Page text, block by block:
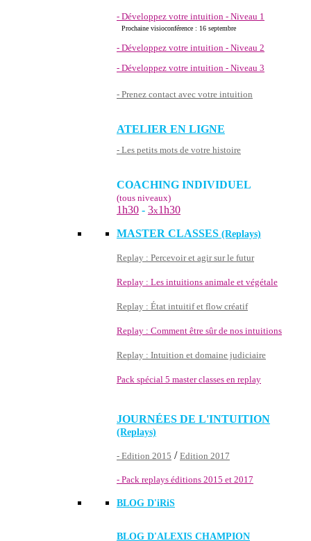
- Développez votre intuition - Niveau 1
Prochaine visioconférence : 16 septembre
- Développez votre intuition - Niveau 2
- Développez votre intuition - Niveau 3
- Prenez contact avec votre intuition
ATELIER EN LIGNE
- Les petits mots de votre histoire
COACHING INDIVIDUEL
(tous niveaux)
1h30 - 3x1h30
MASTER CLASSES (Replays)
Replay : Percevoir et agir sur le futur
Replay : Les intuitions animale et végétale
Replay : État intuitif et flow créatif
Replay : Comment être sûr de nos intuitions
Replay : Intuition et domaine judiciaire
Pack spécial 5 master classes en replay
JOURNÉES DE L'INTUITION
(Replays)
- Edition 2015 / Edition 2017
- Pack replays éditions 2015 et 2017
BLOG D'iRiS
BLOG D'ALEXIS CHAMPION